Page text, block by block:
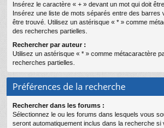
Insérez le caractère « + » devant un mot qui doit
Insérez une liste de mots séparés entre des
être trouvé. Utilisez un astérisque « * » comme
des recherches partielles.
Rechercher par auteur :
Utilisez un astérisque « * » comme métacaractère
recherches partielles.
Préférences de la recherche
Rechercher dans les forums :
Sélectionnez le ou les forums dans lesquels vous
seront automatiquement inclus dans la recherche